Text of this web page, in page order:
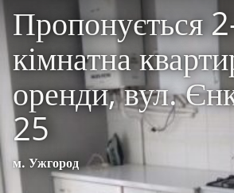
Пропонується
кімнатна
оренди, вул.
25
м. Ужгород